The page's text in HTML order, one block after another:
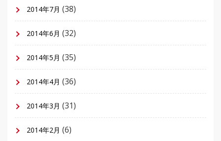
2014年7月 (38)
2014年6月 (32)
2014年5月 (35)
2014年4月 (36)
2014年3月 (31)
2014年2月 (6)